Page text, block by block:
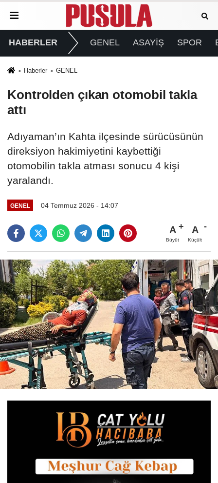
HABERLER GENEL ASAYİŞ SPOR
Haberler GENEL
Kontrolden çıkan otomobil takla
attı
Adıyaman’ın Kahta ilçesinde sürücüsünün
direksiyon hakimiyetini kaybettiği
otomobilin takla atması sonucu 4 kişi
yaralandı.
GENEL 04 Temmuz 2026 - 14:07
A
Büyüt
A
Küçült